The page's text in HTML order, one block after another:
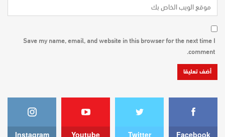
Save my name, email, and website in this browser for the next time I
comment.
Facebook
Twitter
Youtube
Instagram